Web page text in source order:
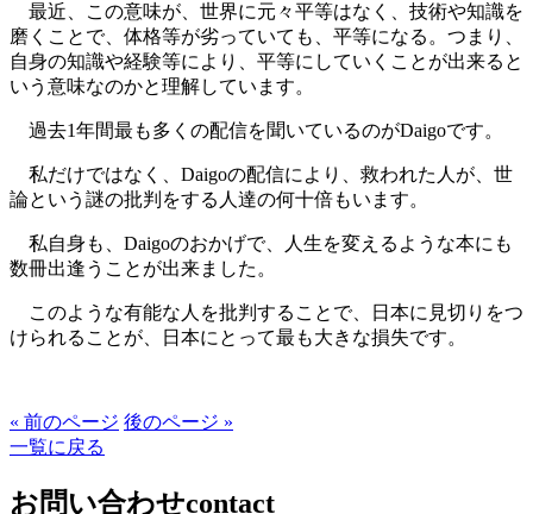
最近、この意味が、世界に元々平等はなく、技術や知識を
磨くことで、体格等が劣っていても、平等になる。つまり、
自身の知識や経験等により、平等にしていくことが出来ると
いう意味なのかと理解しています。
過去1年間最も多くの配信を聞いているのがDaigoです。
私だけではなく、Daigoの配信により、救われた人が、世
論という謎の批判をする人達の何十倍もいます。
私自身も、Daigoのおかげで、人生を変えるような本にも
数冊出逢うことが出来ました。
このような有能な人を批判することで、日本に見切りをつ
けられることが、日本にとって最も大きな損失です。
« 前のページ 後のページ »
一覧に戻る
お問い合わせcontact